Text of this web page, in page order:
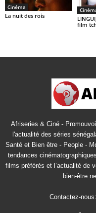
Cinéma
La nuit des rois
film
Afriseries & Ciné -
l'actualité des séries
Santé et Bien être - People -
tendances
films préférés et l’actualité de
bien-être
Contactez-nous: